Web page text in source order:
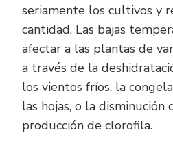
seriamente los cultivos y
cantidad. Las bajas
afectar a las plantas de
a través de la
los vientos fríos, la
las hojas, o la disminución
producción de clorofila.